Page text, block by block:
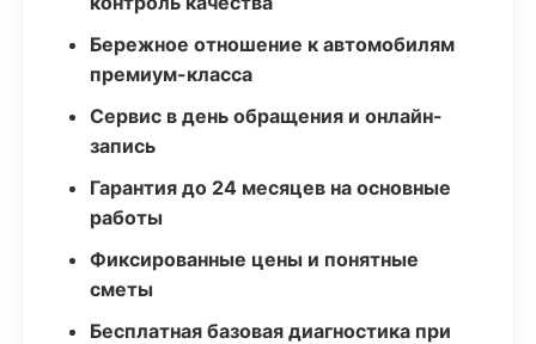
Бережное отношение к автомобилям
премиум-класса
Сервис в день обращения и онлайн-
запись
Гарантия до 24 месяцев на основные
работы
Фиксированные цены и понятные
сметы
Бесплатная базовая диагностика при